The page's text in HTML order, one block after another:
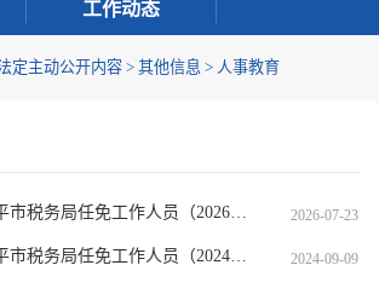
工作动态
定主动公开内容 > 其他信息 > 人事教育
税务局任免工作人员（2026年7月） 2026-07-23
税务局任免工作人员（2024年9月） 2024-09-09